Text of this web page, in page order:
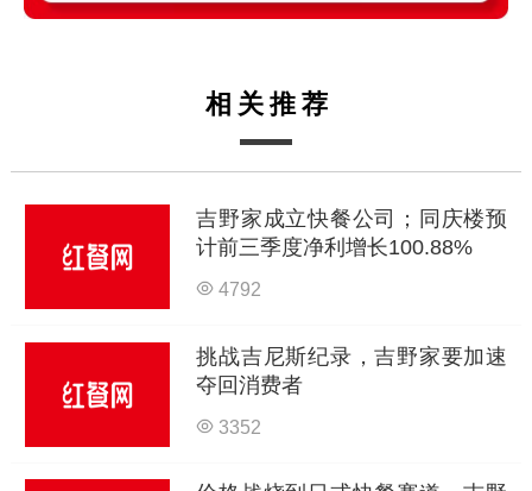
相关推荐
吉野家成立快餐公司；同庆楼预
计前三季度净利增长100.88%
4792
挑战吉尼斯纪录，吉野家要加速
夺回消费者
3352